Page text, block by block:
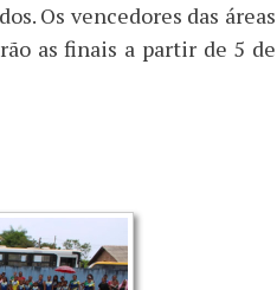
Os vencedores das áreas
as finais a partir de 5 de